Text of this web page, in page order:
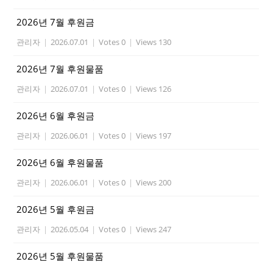
2026년 7월 후원금
관리자 | 2026.07.01 | Votes 0 | Views 130
2026년 7월 후원물품
관리자 | 2026.07.01 | Votes 0 | Views 126
2026년 6월 후원금
관리자 | 2026.06.01 | Votes 0 | Views 197
2026년 6월 후원물품
관리자 | 2026.06.01 | Votes 0 | Views 200
2026년 5월 후원금
관리자 | 2026.05.04 | Votes 0 | Views 247
2026년 5월 후원물품